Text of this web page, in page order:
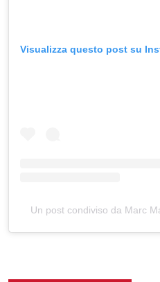
Visualizza questo post su
Un post condiviso da Marc